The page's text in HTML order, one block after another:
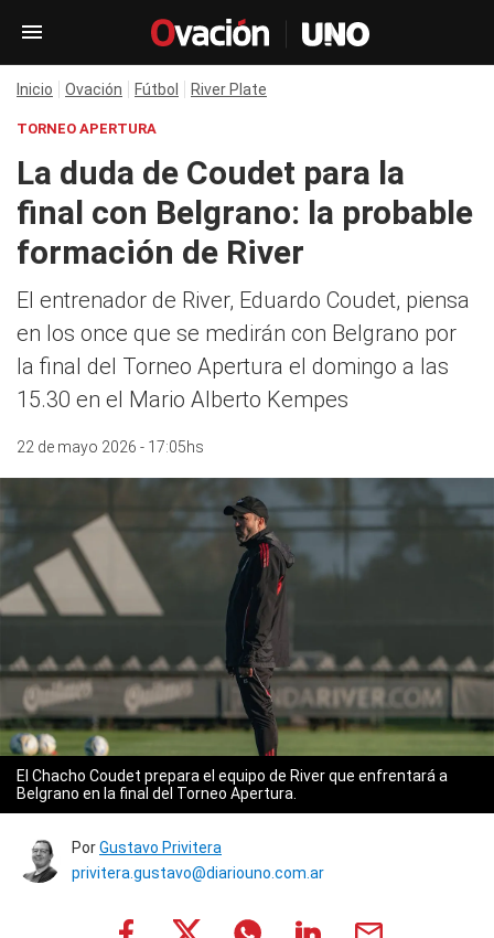
Inicio Ovación Fútbol River Plate
TORNEO APERTURA
La duda de Coudet para la
final con Belgrano: la probable
formación de River
El entrenador de River, Eduardo Coudet, piensa
en los once que se medirán con Belgrano por
la final del Torneo Apertura el domingo a las
15.30 en el Mario Alberto Kempes
22 de mayo 2026 - 17:05hs
El Chacho Coudet prepara el equipo de River que enfrentará a
Belgrano en la final del Torneo Apertura.
PorGustavo Privitera
privitera.gustavo@diariouno.com.ar